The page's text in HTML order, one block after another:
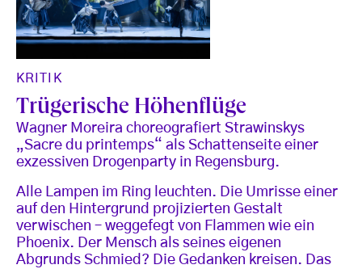
KRITIK
Trügerische Höhenflüge
Wagner Moreira choreografiert Strawinskys
„Sacre du printemps“ als Schattenseite einer
exzessiven Drogenparty in Regensburg.
Alle Lampen im Ring leuchten. Die Umrisse einer
auf den Hintergrund projizierten Gestalt
verwischen – weggefegt von Flammen wie ein
Phoenix. Der Mensch als seines eigenen
Abgrunds Schmied? Die Gedanken kreisen. Das